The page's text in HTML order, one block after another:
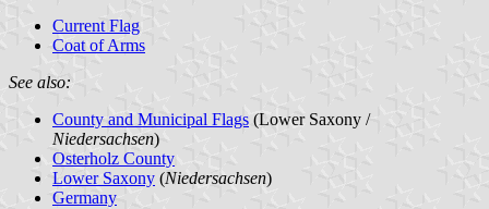
Current Flag
Coat of Arms
See also:
County and Municipal Flags (Lower Saxony /
Niedersachsen)
Osterholz County
Lower Saxony (Niedersachsen)
Germany